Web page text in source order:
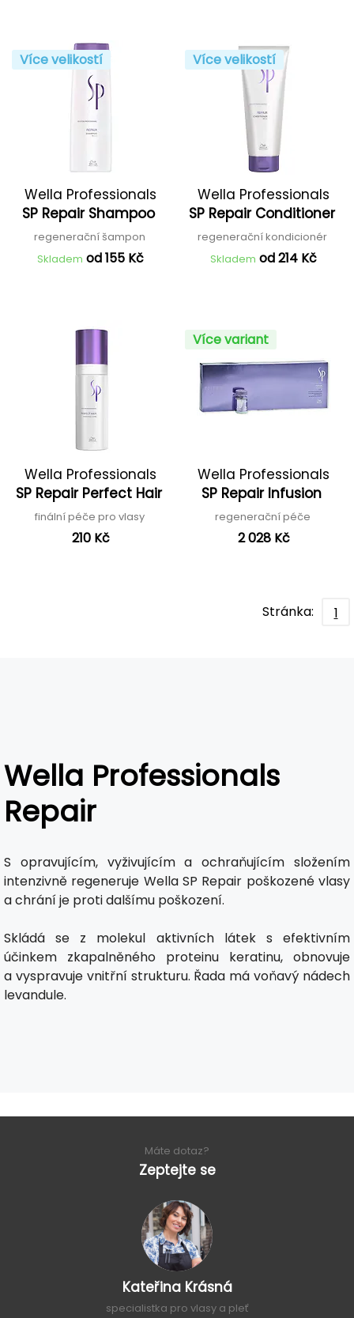
Více velikostí
Wella Professionals
SP Repair Shampoo
regenerační šampon
Skladem od 155 Kč
Více velikostí
Wella Professionals
SP Repair Conditioner
regenerační kondicionér
Skladem od 214 Kč
Wella Professionals
SP Repair Perfect Hair
finální péče pro vlasy
210 Kč
Více variant
Wella Professionals
SP Repair Infusion
regenerační péče
2 028 Kč
Stránka: 1
Wella Professionals
Repair
S opravujícím, vyživujícím a ochraňujícím složením
intenzivně regeneruje Wella SP Repair poškozené vlasy
a chrání je proti dalšímu poškození.
Skládá se z molekul aktivních látek s efektivním
účinkem zkapalněného proteinu keratinu, obnovuje
a vyspravuje vnitřní strukturu. Řada má voňavý nádech
levandule.
Máte dotaz?
Zeptejte se
Kateřina Krásná
specialistka pro vlasy a pleť